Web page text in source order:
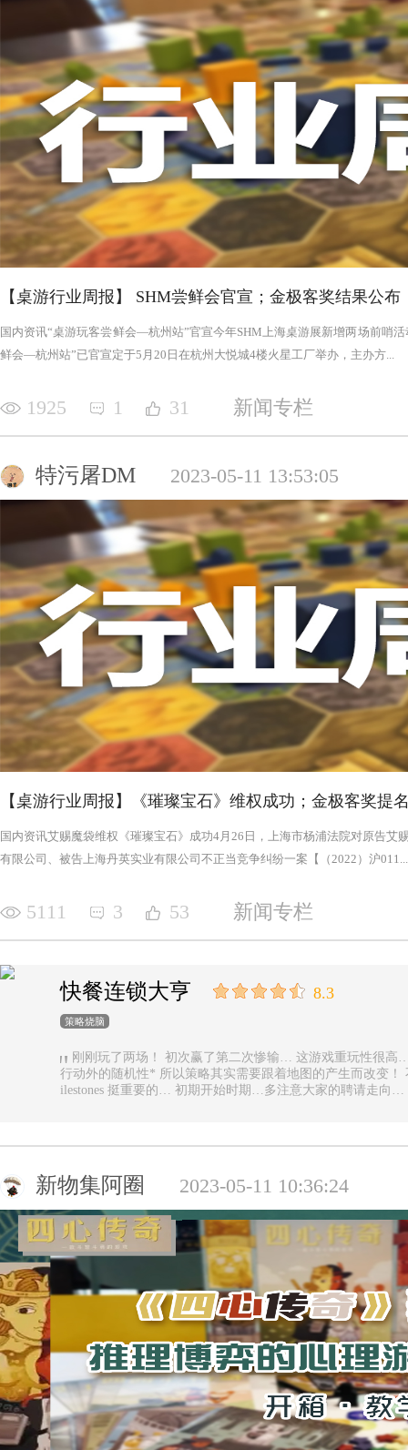
否进入罪恶的回合，鉴于次数有限以及是在英雄之后，这对
雄在场上存活的时间推移，英雄会变得更强，为了不断重创
日记录表，末日记录表上的数字越大，罪恶将会变得愈加难
竭尽全力后，仍要凭着压倒性的力量夷平土地。 与罪恶相对应的，是英雄阵营。每一次游戏，会在众
多英雄中（基础是七个，扩展中还有二十个左右）选择七个
的能力，也各有侧重，这一点的设计使游戏可玩度更高。然
的危机，英雄的每次行动都需要深思熟虑，与队友的配合显
英雄更是需要不断搜寻装备武装自己，然而每一轮的装备数
英雄为了目标浴血奋战，然而行动有限，资源有限，英雄们
战、面对压力的人来说，英雄的阵营将让你沉浸于此。，而
我体验的六局里，只扮演了一次罪恶，大多数作为英雄时，
游戏，不仅仅是挑战，而是它本身加入的运气因素和策略程
实现的艰巨挑战。大家有机会确实值得尝试！
【桌游行业周报】 SHM尝鲜会官宣；金极客奖结果公布
国内资讯“桌游玩客尝鲜会—杭州站”官宣今年SHM上海桌游展新增两场前哨
鲜会—杭州站”已官宣定于5月20日在杭州大悦城4楼火星工厂举办，主办方...
1925 1 31 新闻专栏
特污屠DM 2023-05-11 13:53:05
【桌游行业周报】《璀璨宝石》维权成功；金极客奖提
国内资讯艾赐魔袋维权《璀璨宝石》成功4月26日，上海市杨浦法院对原告艾
有限公司、被告上海丹英实业有限公司不正当竞争纠纷一案【（2022）沪011...
5111 3 53 新闻专栏
快餐连锁大亨 8.3
策略烧脑
刚刚玩了两场！ 初次赢了第二次惨输… 这游戏重玩性很高… 主要是唯一的随机性是地图… 除了玩家
行动外的随机性* 所以策略其实需要跟着地图的产生而改变！ 不能一直使用一样的科技书！ 然后记得m
ilestones 挺重要的… 初期开始时期…多注意大家的聘请走向
新物集阿圈 2023-05-11 10:36:24